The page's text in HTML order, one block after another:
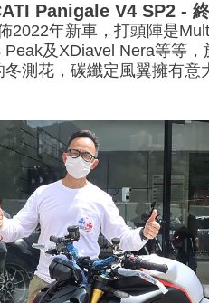
Panigale V4 SP2 -
2022年新車，打頭陣是
及XDiavel Nera等等
測花，碳纖定風翼擁有